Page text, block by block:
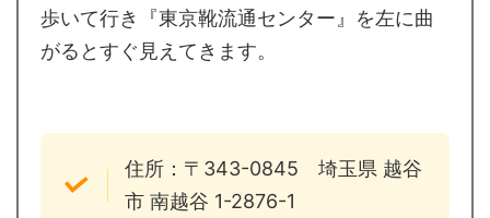
歩いて行き『東京靴流通センター』を左に曲
がるとすぐ見えてきます。
住所：〒343-0845 埼玉県 越谷
市 南越谷 1-2876-1